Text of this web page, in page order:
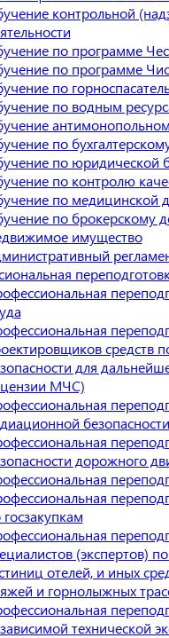
контрольной
по программе
по программе
по
по водным
по
по юридической
по контролю
по медицинской
по брокерскому
имущество
средств
для
МЧС)
безопасности
дорожного
(экспертов)
отелей, и иных
и горнолыжных
технической